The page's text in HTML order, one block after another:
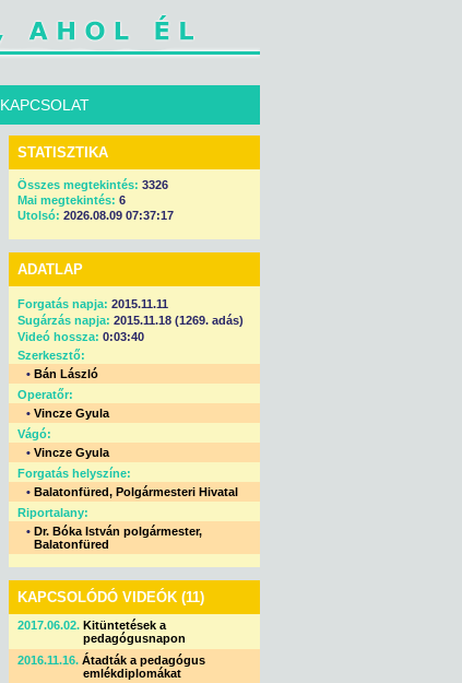
KAPCSOLAT
STATISZTIKA
Összes megtekintés: 3326
Mai megtekintés: 6
Utolsó: 2026.08.09 07:37:17
ADATLAP
Forgatás napja: 2015.11.11
Sugárzás napja: 2015.11.18 (1269. adás)
Videó hossza: 0:03:40
Szerkesztő:
• Bán László
Operatőr:
• Vincze Gyula
Vágó:
• Vincze Gyula
Forgatás helyszíne:
• Balatonfüred, Polgármesteri Hivatal
Riportalany:
• Dr. Bóka István polgármester,
Balatonfüred
KAPCSOLÓDÓ VIDEÓK (11)
2017.06.02. Kitüntetések a
pedagógusnapon
2016.11.16. Átadták a pedagógus
emlékdiplomákat